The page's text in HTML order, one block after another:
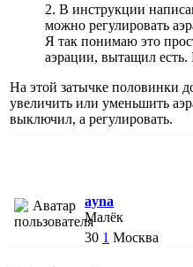
2. В инструкции
можно регулировать
Я так понимаю это
аэрации, вытащил есть.
На этой затычке половинки
увеличить или уменьшить
выключил, а регулировать.
ayna
Малёк
30 1 Москва